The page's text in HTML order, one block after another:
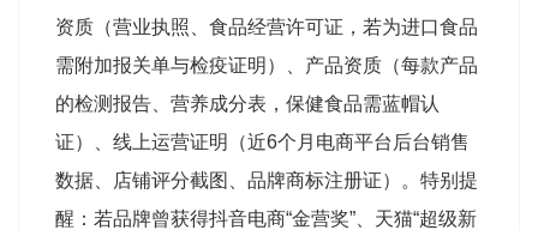
资质（营业执照、食品经营许可证，若为进口食品
需附加报关单与检疫证明）、产品资质（每款产品
的检测报告、营养成分表，保健食品需蓝帽认
证）、线上运营证明（近6个月电商平台后台销售
数据、店铺评分截图、品牌商标注册证）。特别提
醒：若品牌曾获得抖音电商“金营奖”、天猫“超级新